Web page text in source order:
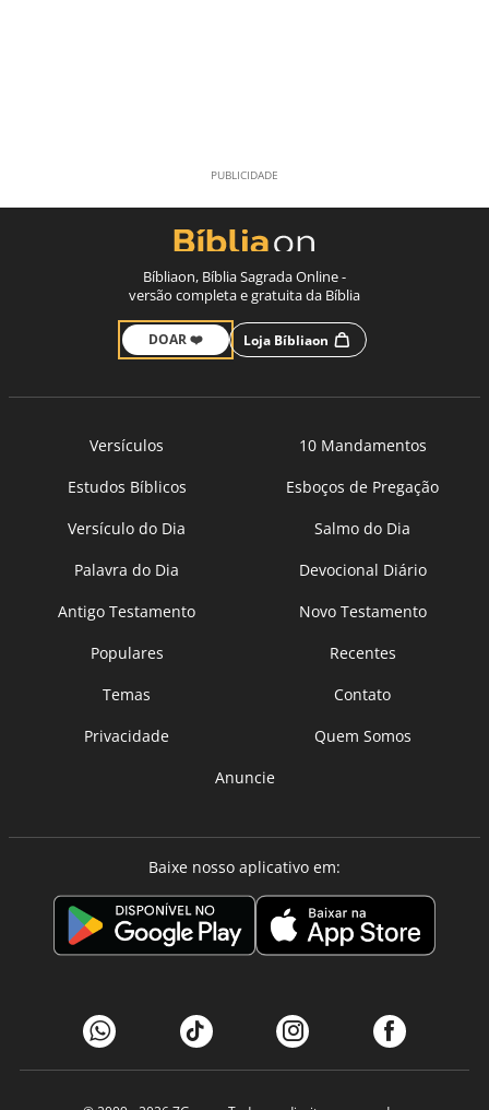
Bíbliaon, Bíblia Sagrada Online -
versão completa e gratuita da Bíblia
DOAR ❤️ Loja Bíbliaon
Versículos
10 Mandamentos
Estudos Bíblicos
Esboços de Pregação
Versículo do Dia
Salmo do Dia
Palavra do Dia
Devocional Diário
Antigo Testamento
Novo Testamento
Populares
Recentes
Temas
Contato
Privacidade
Quem Somos
Anuncie
Baixe nosso aplicativo em: